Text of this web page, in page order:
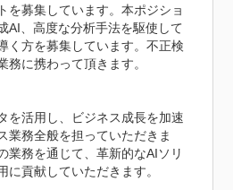
を募集しています。本ポジショ
AI、高度な分析手法を駆使して
く方を募集しています。不正検
務に携わって頂きます。
を活用し、ビジネス成長を加速
業務全般を担っていただきま
業務を通じて、革新的なAIソリ
に貢献していただきます。